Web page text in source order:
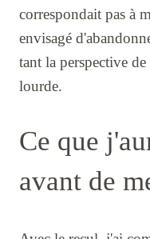
correspondait pas à
envisagé
tant la perspective
lourde.
Ce que
avant de